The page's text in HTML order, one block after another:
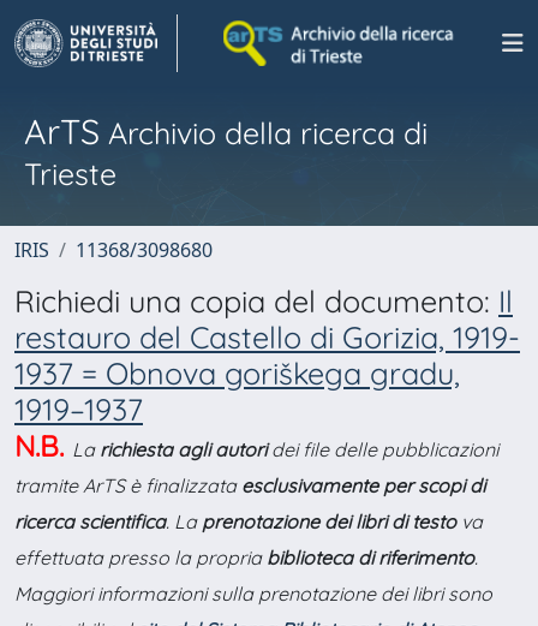
ArTS Archivio della ricerca di
Trieste
IRIS 11368/3098680
Richiedi una copia del documento: Il
restauro del Castello di Gorizia, 1919-
1937 = Obnova goriškega gradu,
1919–1937
N.B. La richiesta agli autoridei file delle pubblicazioni
tramite ArTS è finalizzata esclusivamente per scopi di
ricerca scientifica. La prenotazione dei libri di testova
effettuata presso la propria biblioteca di riferimento.
Maggiori informazioni sulla prenotazione dei libri sono